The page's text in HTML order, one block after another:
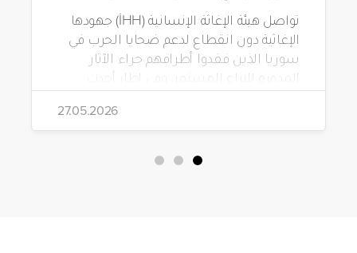
تواصل هيئة الإغاثة الإنسانية (İHH) جهودها
الإغاثية دون انقطاع لدعم ضحايا الحرب في
سوريا الذين فقدوا أطرافهم جراء الآثار
المدمرة للنزاع المستمر. وفي إطار أحدث
مشاريعها، قامت الهيئة بتوزيع 228 كرسياً
متحركاً كهربائياً على أشخاص من ذوي
الاحتياجات الخاصة يعيشون في ظروف
قاسية بمناطق دمشق، وحلب، وحماة،
27.05.2026